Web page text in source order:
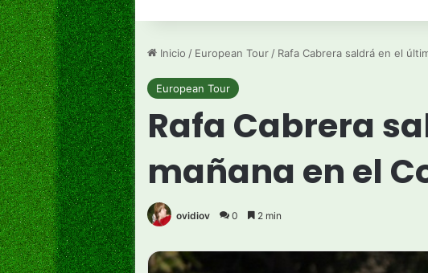
Inicio / European Tour / Rafa Cabrera saldrá en el
European Tour
Rafa Cabrera
mañana en el
ovidiov 0 2 min